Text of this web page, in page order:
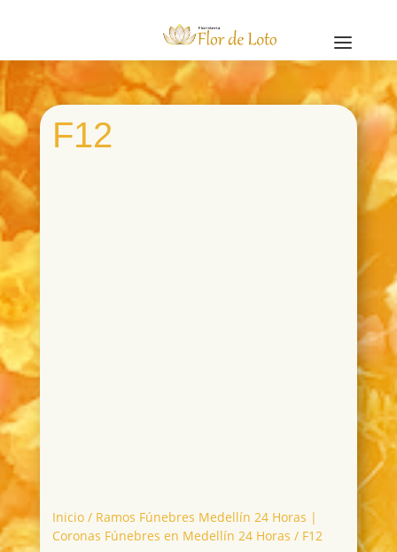
a
F12
Inicio/ Ramos Fúnebres Medellín 24 Horas |
Coronas Fúnebres en Medellín 24 Horas / F12